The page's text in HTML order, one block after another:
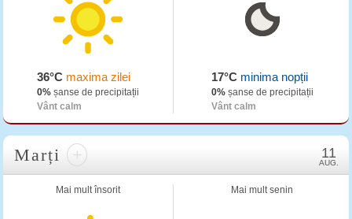
36°C maxima zilei
0% șanse de precipitații
Vânt calm
17°Cminima nopții
0%șanse de precipitații
Vânt calm
Marți + 11
AUG.
Mai mult însorit Mai mult senin